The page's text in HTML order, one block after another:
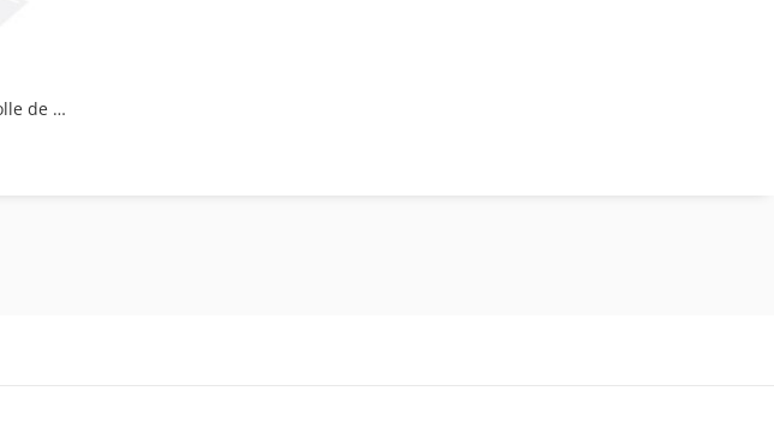
"ZACK MOUNT" colle de montage,6g